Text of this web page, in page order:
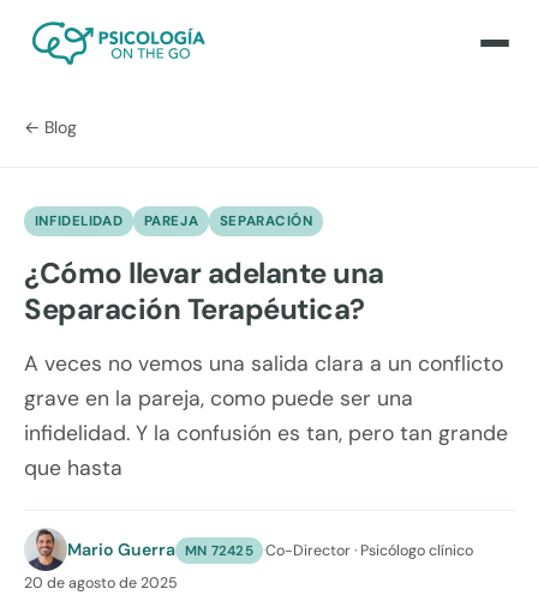
← Blog
INFIDELIDAD PAREJA SEPARACIÓN
¿Cómo llevar adelante una
Separación Terapéutica?
A veces no vemos una salida clara a un conflicto
grave en la pareja, como puede ser una
infidelidad. Y la confusión es tan, pero tan grande
que hasta
Mario Guerra MN 72425 ·Co-Director · Psicólogo clínico
20 de agosto de 2025